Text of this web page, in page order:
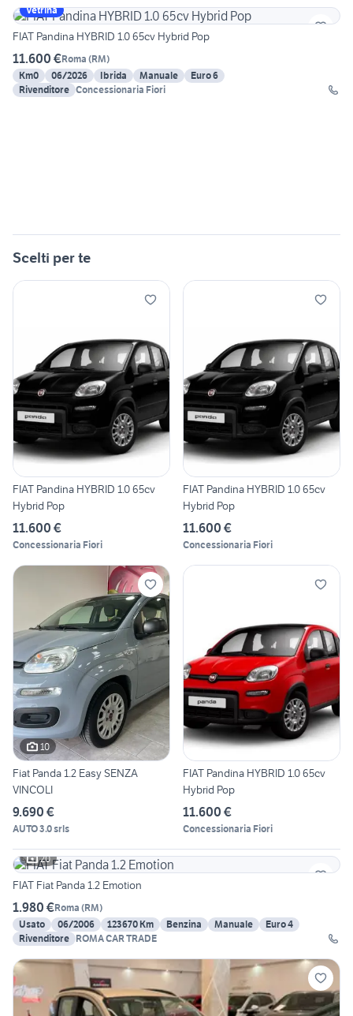
Vetrina
FIAT Pandina HYBRID 1.0 65cv Hybrid Pop
11.600 €Roma (RM)
Km0
06/2026 Ibrida Manuale
Euro 6
Rivenditore Concessionaria Fiori
Scelti per te
FIAT Pandina HYBRID 1.0 65cv
Hybrid Pop
11.600 €
Concessionaria Fiori
FIAT Pandina HYBRID 1.0 65cv
Hybrid Pop
11.600 €
Concessionaria Fiori
10
Fiat Panda 1.2 Easy SENZA
VINCOLI
9.690 €
AUTO 3.0 srls
FIAT Pandina HYBRID 1.0 65cv
Hybrid Pop
11.600 €
Concessionaria Fiori
20
FIAT Fiat Panda 1.2 Emotion
1.980 €Roma (RM)
Usato
06/2006 123670 Km Benzina Manuale
Euro 4
Rivenditore ROMA CAR TRADE